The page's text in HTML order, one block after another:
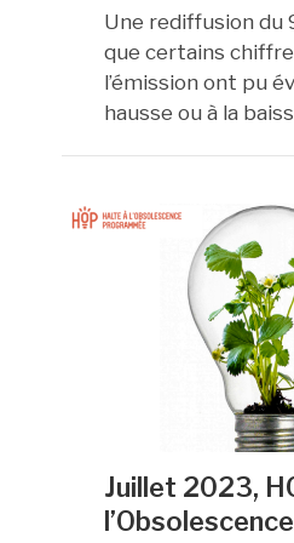
Une rediffusion du
que certains
l’émission ont pu
hausse ou à la
Juillet 2023,